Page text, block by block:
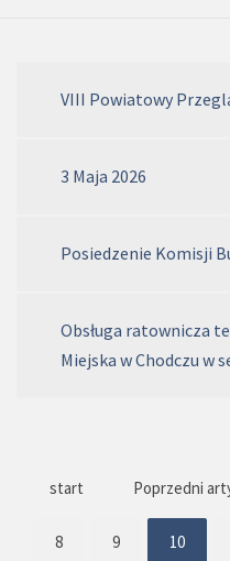
VIII Powiatowy
3 Maja 2026
Posiedzenie Komisji
Obsługa ratownicza
Miejska w Chodczu w
start Poprzedni
8 9 10